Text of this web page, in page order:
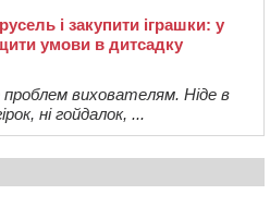
і закупити іграшки: у
умови в дитсадку
вихователям. Ніде в
ні гойдалок, ...